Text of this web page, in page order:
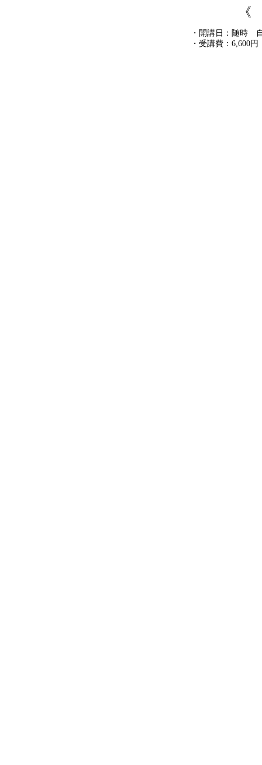
・開講日：随時
・受講費：6,600